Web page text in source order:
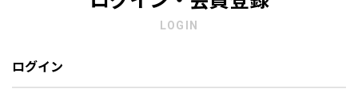
LOGIN
ログイン